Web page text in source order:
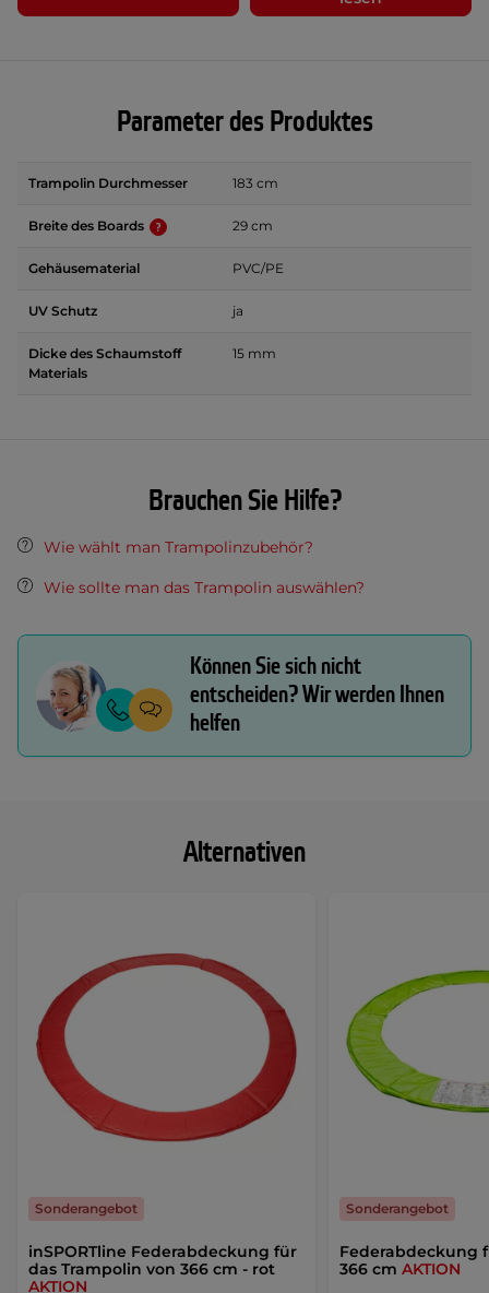
Alternativen
inSPORTline Federabdeckung für
das Trampolin von 366 cm - rot
AKTION
Sonderangebot
Federabdeckung
366 cmAKTION
Sonderangebot
Parameter des Produktes
Trampolin Durchmesser 183 cm
Breite des Boards 29 cm
Gehäusematerial PVC/PE
UV Schutz ja
Dicke des Schaumstoff
Materials
15 mm
Brauchen Sie Hilfe?
Wie wählt man Trampolinzubehör?
Wie sollte man das Trampolin auswählen?
Können Sie sich nicht
entscheiden? Wir werden Ihnen
helfen